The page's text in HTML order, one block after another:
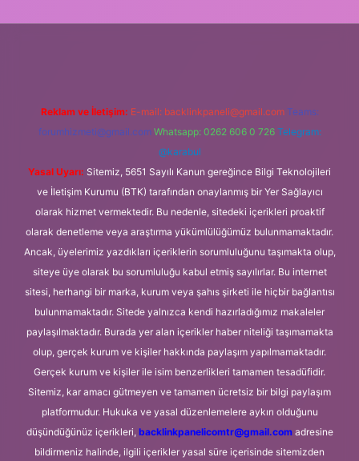
Reklam ve İletişim: E-mail: backlinkpaneli@gmail.com Teams:
forumhizmeti@gmail.com Whatsapp: 0262 606 0 726 Telegram:
@karabul
Yasal Uyarı: Sitemiz, 5651 Sayılı Kanun gereğince Bilgi Teknolojileri
ve İletişim Kurumu (BTK) tarafından onaylanmış bir Yer Sağlayıcı
olarak hizmet vermektedir. Bu nedenle, sitedeki içerikleri proaktif
olarak denetleme veya araştırma yükümlülüğümüz bulunmamaktadır.
Ancak, üyelerimiz yazdıkları içeriklerin sorumluluğunu taşımakta olup,
siteye üye olarak bu sorumluluğu kabul etmiş sayılırlar. Bu internet
sitesi, herhangi bir marka, kurum veya şahıs şirketi ile hiçbir bağlantısı
bulunmamaktadır. Sitede yalnızca kendi hazırladığımız makaleler
paylaşılmaktadır. Burada yer alan içerikler haber niteliği taşımamakta
olup, gerçek kurum ve kişiler hakkında paylaşım yapılmamaktadır.
Gerçek kurum ve kişiler ile isim benzerlikleri tamamen tesadüfidir.
Sitemiz, kar amacı gütmeyen ve tamamen ücretsiz bir bilgi paylaşım
platformudur. Hukuka ve yasal düzenlemelere aykırı olduğunu
düşündüğünüz içerikleri, backlinkpanelicomtr@gmail.comadresine
bildirmeniz halinde, ilgili içerikler yasal süre içerisinde sitemizden